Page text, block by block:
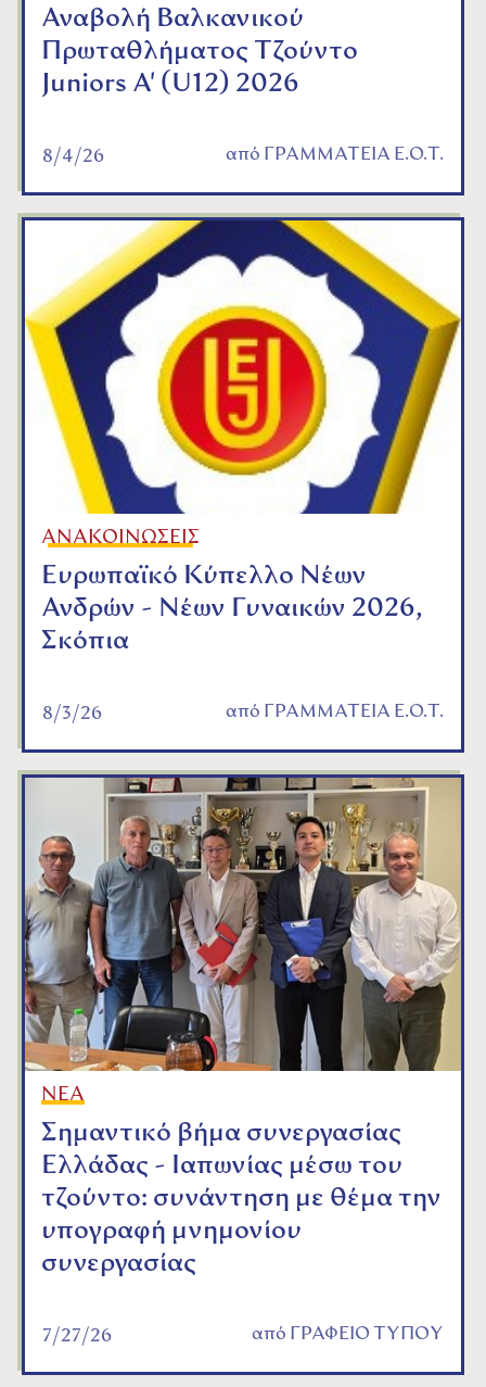
Αναβολή Βαλκανικού
Πρωταθλήματος Τζούντο
Juniors A' (U12) 2026
8/4/26 από ΓΡΑΜΜΑΤΕΙΑ Ε.Ο.Τ.
ΑΝΑΚΟΙΝΩΣΕΙΣ
Ευρωπαϊκό Κύπελλο Νέων
Ανδρών - Νέων Γυναικών 2026,
Σκόπια
8/3/26 από ΓΡΑΜΜΑΤΕΙΑ Ε.Ο.Τ.
ΝΕΑ
Σημαντικό βήμα συνεργασίας
Ελλάδας - Ιαπωνίας μέσω του
τζούντο: συνάντηση με θέμα την
υπογραφή μνημονίου
συνεργασίας
7/27/26 από ΓΡΑΦΕΙΟ ΤΥΠΟΥ